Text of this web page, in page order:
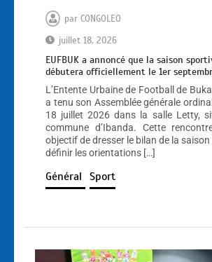
par CONGOLEO
juillet 18, 2026
EUFBUK a annoncé que la saison
débutera officiellement le 1er
L’Entente Urbaine de Football de
a tenu son Assemblée générale
18 juillet 2026 dans la salle Letty,
commune d’Ibanda. Cette
objectif de dresser le bilan de la saison
définir les orientations […]
Général Sport